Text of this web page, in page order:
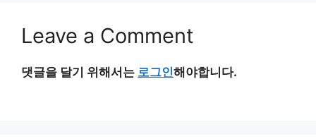
Leave a Comment
댓글을 달기 위해서는 로그인해야합니다.